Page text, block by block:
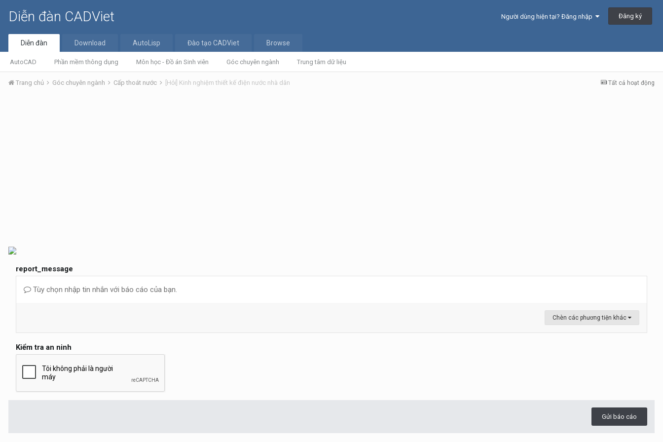
Diễn đàn CADViet Người dùng hiện tại? Đăng nhập Đăng ký
Diễn đàn
AutoCAD Phần mềm thông dụng Môn học - Đồ án Sinh viên Góc chuyên ngành Trung tâm dữ liệu
Download AutoLisp Đào tạo CADViet Browse
Tất cả hoạt động
Trang chủ Góc chuyên ngành Cấp thoát nước [Hỏi] Kinh nghiệm thiết kế điện nước nhà dân
report_message
Tùy chọn nhập tin nhắn với báo cáo của bạn.
Chèn các phương tiện khác
Kiểm tra an ninh
Gửi báo cáo